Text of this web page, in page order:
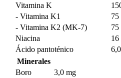
Vitamina K
- Vitamina K1
75
- Vitamina K2 (MK-7)
75
Niacina
16
Ácido pantoténico
Minerales
Boro
3,0 mg